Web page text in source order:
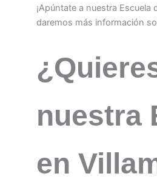
¡Apúntate a nuestra
daremos más información
nuestra
en